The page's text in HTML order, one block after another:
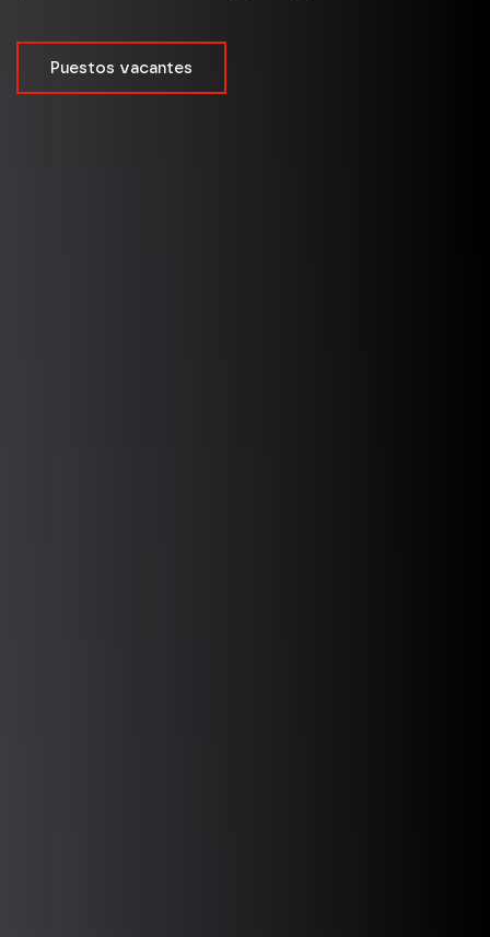
Puestos vacantes